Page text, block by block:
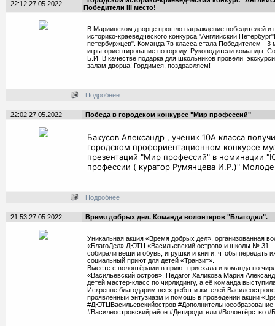
22:12 27.05.2022
Победители III место!
В Мариинском дворце прошло награждение победителей и
историко-краеведческого конкурса "Английский
петербуржцев". Команда 7в класса стала Победителем - 3
игры-ориентирование по городу. Руководители команды:
Б.И. В качестве подарка для школьников провели
залам дворца! Гордимся, поздравляем!
Подробнее
22:02 27.05.2022 Победа в городском конкурсе "Мир профессий"
Бакусов Александр , ученик 10А класса
городском профориентационном конкурсе
презентаций "Мир профессий" в номинации
профессии ( куратор Румянцева И.Р.)"
Подробнее
21:53 27.05.2022 Время добрых дел. Команда волонтеров "Благодел".
Уникальная акция «Время добрых дел», организованная
«БлагоДел» ДЮТЦ «Васильевский остров» и школы № 31 -
собирали вещи и обувь, игрушки и книги, чтобы передать
социальный приют для детей «Транзит».
Вместе с волонтёрами в приют приехала и команда по
«Васильевский остров». Педагог Халикова Мария
детей мастер-класс по чирлидингу, а её команда
Искренне благодарим всех ребят и жителей
проявленный энтузиазм и помощь в проведении акции
#ДЮТЦВасильевскийостров #Дополнительноеобразование
#Василеостровскийрайон #Детиродители #Волонтёрство